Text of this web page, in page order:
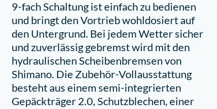
9-fach Schaltung ist einfach zu bedienen
und bringt den Vortrieb wohldosiert auf
den Untergrund. Bei jedem Wetter sicher
und zuverlässig gebremst wird mit den
hydraulischen Scheibenbremsen von
Shimano. Die Zubehör-Vollausstattung
besteht aus einem semi-integrierten
Gepäckträger 2.0, Schutzblechen, einer